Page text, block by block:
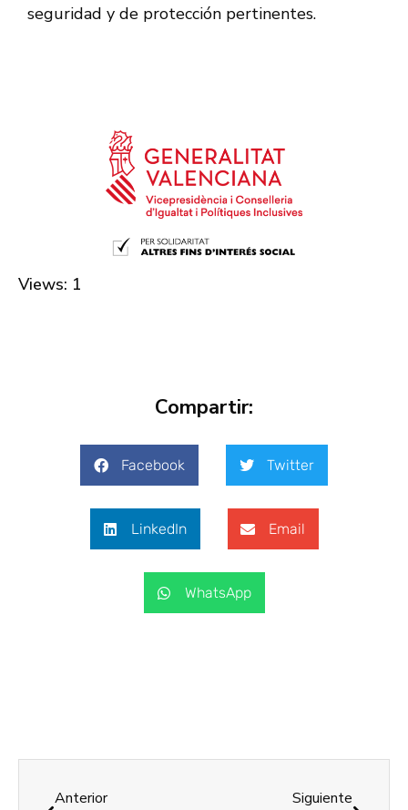
seguridad y de protección pertinentes.
Views: 1
Compartir:
Facebook Twitter
LinkedIn Email
WhatsApp
Anterior Siguiente